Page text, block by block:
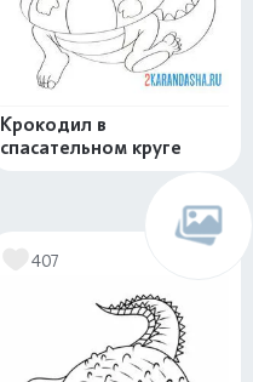
Крокодил в
спасательном круге
407